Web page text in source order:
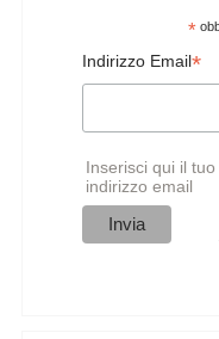
*
Indirizzo Email*
Inserisci qui il tuo
indirizzo email